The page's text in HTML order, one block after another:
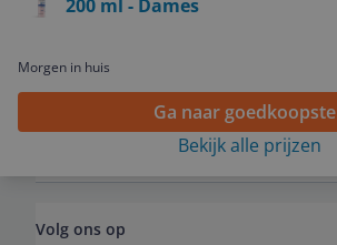
200 ml - Dames
Morgen in huis
Ga naar goedkoopste
Bekijk alle prijzen
Service
Algemeen
Volg ons op